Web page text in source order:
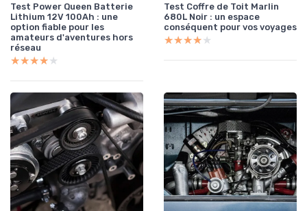
Test Power Queen Batterie
Lithium 12V 100Ah : une
option fiable pour les
amateurs d'aventures hors
réseau
★★★★★
★★★★★
Test Coffre de Toit Marlin
680L Noir : un espace
conséquent pour vos voyages
★★★★★
★★★★★